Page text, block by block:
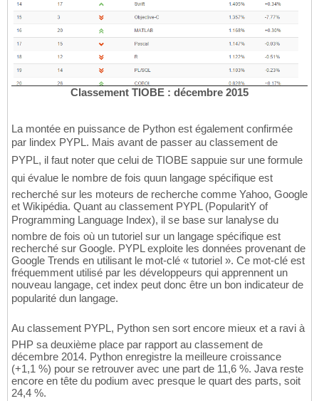
Classement TIOBE : décembre 2015
La montée en puissance de Python est également confirmée
par lindex PYPL. Mais avant de passer au classement de
PYPL, il faut noter que celui de TIOBE sappuie sur une formule
qui évalue le nombre de fois quun langage spécifique est
recherché sur les moteurs de recherche comme Yahoo, Google
et Wikipédia. Quant au classement PYPL (PopularitY of
Programming Language Index), il se base sur lanalyse du
nombre de fois où un tutoriel sur un langage spécifique est
recherché sur Google. PYPL exploite les données provenant de
Google Trends en utilisant le mot-clé « tutoriel ». Ce mot-clé est
fréquemment utilisé par les développeurs qui apprennent un
nouveau langage, cet index peut donc être un bon indicateur de
popularité dun langage.
Au classement PYPL, Python sen sort encore mieux et a ravi à
PHP sa deuxième place par rapport au classement de
décembre 2014. Python enregistre la meilleure croissance
(+1,1 %) pour se retrouver avec une part de 11,6 %. Java reste
encore en tête du podium avec presque le quart des parts, soit
24,4 %.